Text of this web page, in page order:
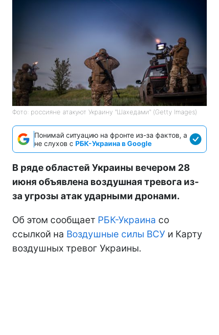
Фото: россияне атакуют Украину "Шахедами" (Getty Images)
Понимай ситуацию на фронте из-за фактов, а
не слухов с РБК-Украина в Google
В ряде областей Украины вечером 28
июня объявлена воздушная тревога из-
за угрозы атак ударными дронами.
Об этом сообщает РБК-Украина со
ссылкой на Воздушные силы ВСУ и Карту
воздушных тревог Украины.